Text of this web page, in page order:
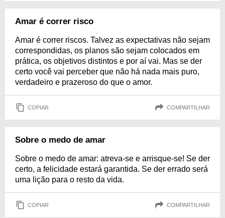
Amar é correr risco
Amar é correr riscos. Talvez as expectativas não sejam
correspondidas, os planos são sejam colocados em
prática, os objetivos distintos e por aí vai. Mas se der
certo você vai perceber que não há nada mais puro,
verdadeiro e prazeroso do que o amor.
COPIAR COMPARTILHAR
Sobre o medo de amar
Sobre o medo de amar: atreva-se e arrisque-se! Se der
certo, a felicidade estará garantida. Se der errado será
uma lição para o resto da vida.
COPIAR COMPARTILHAR